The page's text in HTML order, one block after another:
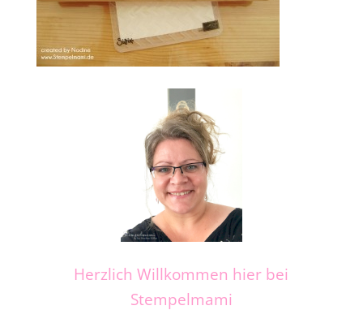
Herzlich Willkommen hier bei
Stempelmami